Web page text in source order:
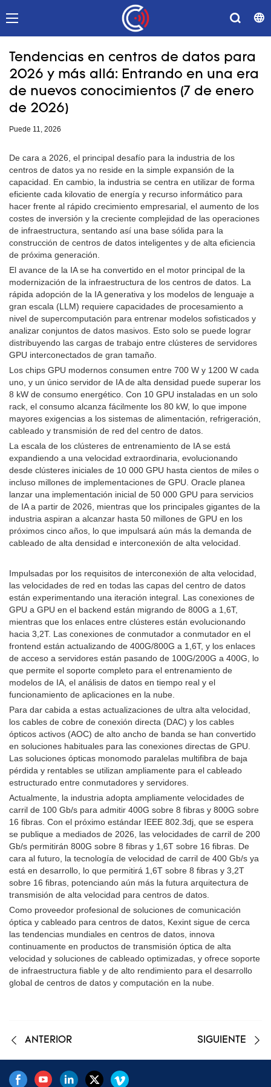
Tendencias en centros de datos para
2026 y más allá: Entrando en una era
de nuevos conocimientos (7 de enero
de 2026)
Puede 11, 2026
De cara a 2026, el principal desafío para la industria de los
centros de datos ya no reside en la simple expansión de la
capacidad. En cambio, la industria se centra en utilizar de forma
eficiente cada kilovatio de energía y recurso informático para
hacer frente al rápido crecimiento empresarial, el aumento de los
costes de inversión y la creciente complejidad de las operaciones
de infraestructura, sentando así una base sólida para la
construcción de centros de datos inteligentes y de alta eficiencia
de próxima generación.
El avance de la IA se ha convertido en el motor principal de la
modernización de la infraestructura de los centros de datos. La
rápida adopción de la IA generativa y los modelos de lenguaje a
gran escala (LLM) requiere capacidades de procesamiento a
nivel de supercomputación para entrenar modelos sofisticados y
analizar conjuntos de datos masivos. Esto solo se puede lograr
distribuyendo las cargas de trabajo entre clústeres de servidores
GPU interconectados de gran tamaño.
Los chips GPU modernos consumen entre 700 W y 1200 W cada
uno, y un único servidor de IA de alta densidad puede superar los
8 kW de consumo energético. Con 10 GPU instaladas en un solo
rack, el consumo alcanza fácilmente los 80 kW, lo que impone
mayores exigencias a los sistemas de alimentación, refrigeración,
cableado y transmisión de red del centro de datos.
La escala de los clústeres de entrenamiento de IA se está
expandiendo a una velocidad extraordinaria, evolucionando
desde clústeres iniciales de 10 000 GPU hasta cientos de miles o
incluso millones de implementaciones de GPU. Oracle planea
lanzar una implementación inicial de 50 000 GPU para servicios
de IA a partir de 2026, mientras que los principales gigantes de la
industria aspiran a alcanzar hasta 50 millones de GPU en los
próximos cinco años, lo que impulsará aún más la demanda de
cableado de alta densidad e interconexión de alta velocidad.
Impulsadas por los requisitos de interconexión de alta velocidad,
las velocidades de red en todas las capas del centro de datos
están experimentando una iteración integral. Las conexiones de
GPU a GPU en el backend están migrando de 800G a 1,6T,
mientras que los enlaces entre clústeres están evolucionando
hacia 3,2T. Las conexiones de conmutador a conmutador en el
frontend están actualizando de 400G/800G a 1,6T, y los enlaces
de acceso a servidores están pasando de 100G/200G a 400G, lo
que permite el soporte completo para el entrenamiento de
modelos de IA, el análisis de datos en tiempo real y el
funcionamiento de aplicaciones en la nube.
Para dar cabida a estas actualizaciones de ultra alta velocidad,
los cables de cobre de conexión directa (DAC) y los cables
ópticos activos (AOC) de alto ancho de banda se han convertido
en soluciones habituales para las conexiones directas de GPU.
Las soluciones ópticas monomodo paralelas multifibra de baja
pérdida y rentables se utilizan ampliamente para el cableado
estructurado entre conmutadores y servidores.
Actualmente, la industria adopta ampliamente velocidades de
carril de 100 Gb/s para admitir 400G sobre 8 fibras y 800G sobre
16 fibras. Con el próximo estándar IEEE 802.3dj, que se espera
se publique a mediados de 2026, las velocidades de carril de 200
Gb/s permitirán 800G sobre 8 fibras y 1,6T sobre 16 fibras. De
cara al futuro, la tecnología de velocidad de carril de 400 Gb/s ya
está en desarrollo, lo que permitirá 1,6T sobre 8 fibras y 3,2T
sobre 16 fibras, potenciando aún más la futura arquitectura de
transmisión de alta velocidad para centros de datos.
Como proveedor profesional de soluciones de comunicación
óptica y cableado para centros de datos, Kexint sigue de cerca
las tendencias mundiales en centros de datos, innova
continuamente en productos de transmisión óptica de alta
velocidad y soluciones de cableado optimizadas, y ofrece soporte
de infraestructura fiable y de alto rendimiento para el desarrollo
global de centros de datos y computación en la nube.
ANTERIOR SIGUIENTE